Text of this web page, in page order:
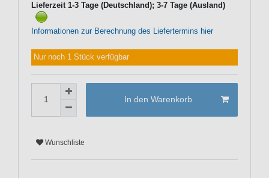
Lieferzeit 1-3 Tage (Deutschland); 3-7 Tage (Ausland)
Informationen zur Berechnung des Liefertermins hier
Nur noch 1 Stück verfügbar
In den Warenkorb
Wunschliste